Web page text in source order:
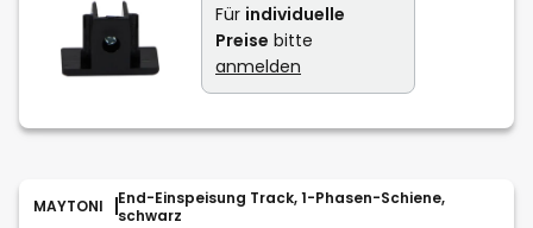
Für individuelle
Preise bitte
anmelden
MAYTONI
End-Einspeisung Track, 1-Phasen-Schiene,
schwarz